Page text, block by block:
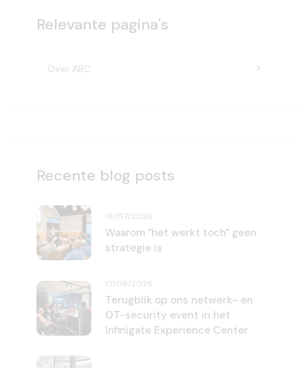
Relevante pagina's
Over ABC
Recente blog posts
16/07/2026
Waarom "het werkt toch" geen
strategie is
17/06/2026
Terugblik op ons netwerk- en
OT-security event in het
Infinigate Experience Center